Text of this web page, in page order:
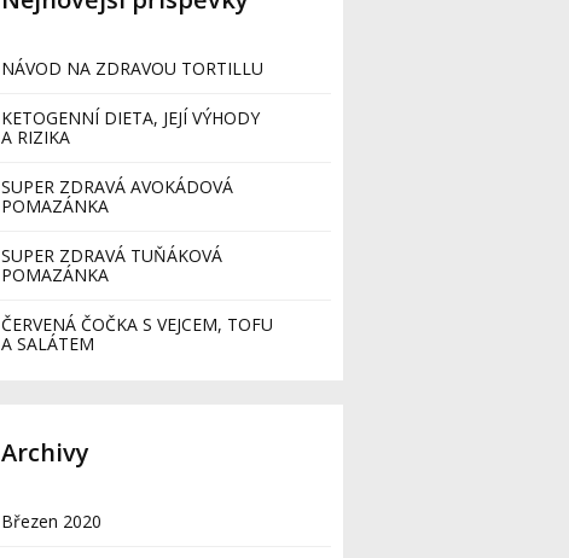
NÁVOD NA ZDRAVOU TORTILLU
KETOGENNÍ DIETA, JEJÍ VÝHODY
A RIZIKA
SUPER ZDRAVÁ AVOKÁDOVÁ
POMAZÁNKA
SUPER ZDRAVÁ TUŇÁKOVÁ
POMAZÁNKA
ČERVENÁ ČOČKA S VEJCEM, TOFU
A SALÁTEM
Archivy
Březen 2020